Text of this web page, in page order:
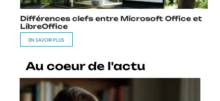
Différences clefs entre Microsoft Office et
LibreOffice
EN SAVOIR PLUS
Au coeur de l'actu